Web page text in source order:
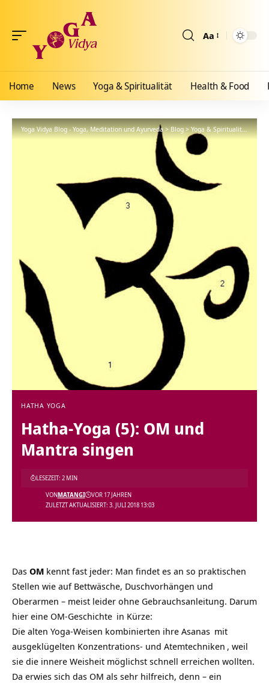
Aa
Home News Yoga & Spiritualität Health & Food
Yoga Vidya Blog - Yoga, Meditation und Ayurveda>Blog>Yoga & Spiritualität >
HATHA YOGA
Hatha-Yoga (5): OM und
Mantra singen
ZULETZT AKTUALISIERT: 3. JULI 2018 13:03
VONMATANGI VOR 17 JAHREN
LESEZEIT: 2 MIN
Das OM kennt fast jeder: Man findet es an so praktischen
Stellen wie auf Bettwäsche, Duschvorhängen und
Oberarmen – meist leider ohne Gebrauchsanleitung. Darum
hier eine OM-Geschichte in Kürze:
Die alten Yoga-Weisen kombinierten ihre Asanas mit
ausgeklügelten Konzentrations- und Atemtechniken , weil
sie die innere Weisheit möglichst schnell erreichen wollten.
Da erwies sich das OM als sehr hilfreich, denn – ein